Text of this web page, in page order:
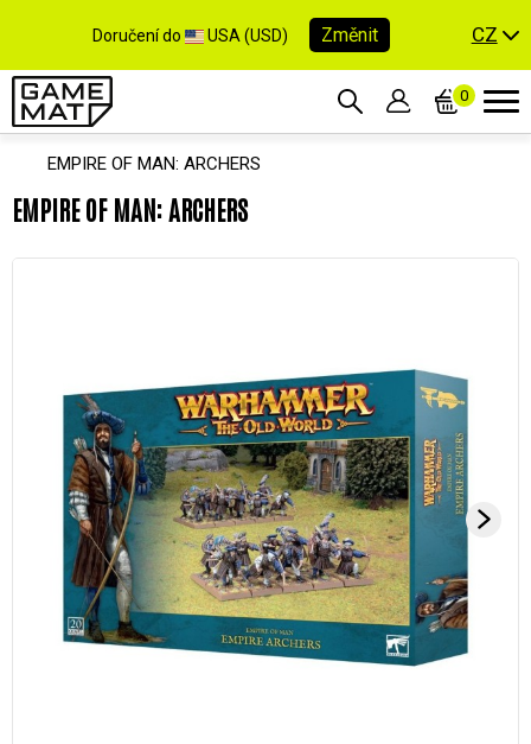
Doručení do USA (USD) Změnit CZ
0
EMPIRE OF MAN: ARCHERS
EMPIRE OF MAN: ARCHERS